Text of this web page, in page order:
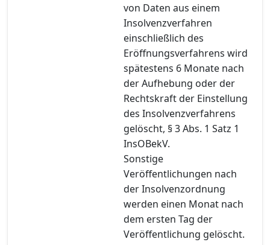
von Daten aus einem
Insolvenzverfahren
einschließlich des
Eröffnungsverfahrens wird
spätestens 6 Monate nach
der Aufhebung oder der
Rechtskraft der Einstellung
des Insolvenzverfahrens
gelöscht, § 3 Abs. 1 Satz 1
InsOBekV.
Sonstige
Veröffentlichungen nach
der Insolvenzordnung
werden einen Monat nach
dem ersten Tag der
Veröffentlichung gelöscht.